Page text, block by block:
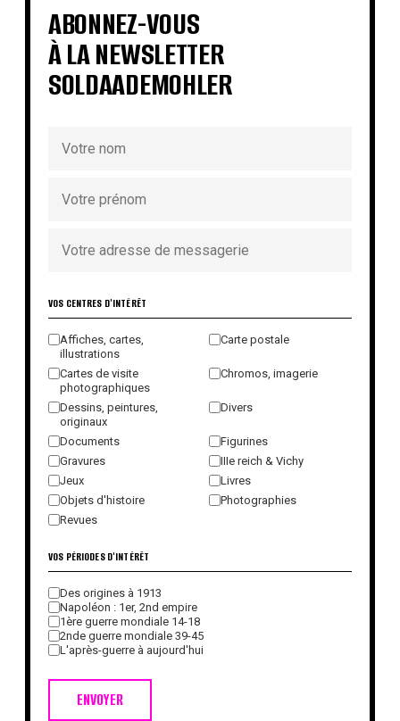
ABONNEZ-VOUS
À LA NEWSLETTER
SOLDAADEMOHLER
VOS CENTRES D'INTÉRÊT
Affiches, cartes,
illustrations
Carte postale
Cartes de visite
photographiques
Chromos, imagerie
Dessins, peintures,
originaux
Divers
Documents
Figurines
Gravures
IIIe reich & Vichy
Jeux
Livres
Objets d'histoire
Photographies
Revues
ENVOYER
VOS PÉRIODES D'INTÉRÊT
Des origines à 1913
Napoléon : 1er, 2nd empire
1ère guerre mondiale 14-18
2nde guerre mondiale 39-45
L'après-guerre à aujourd'hui